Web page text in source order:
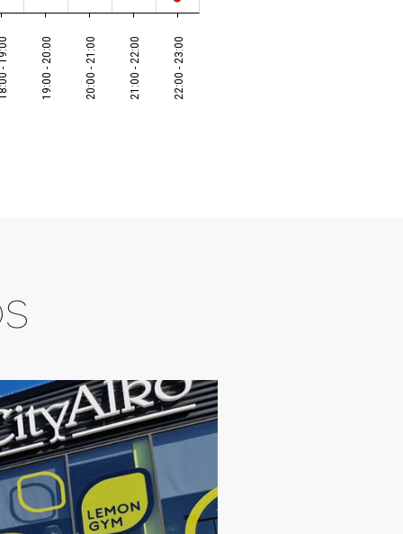
19:00 19:00 - 20:00 20:00 - 21:00 21:00 - 22:00 22:00 - 23:00